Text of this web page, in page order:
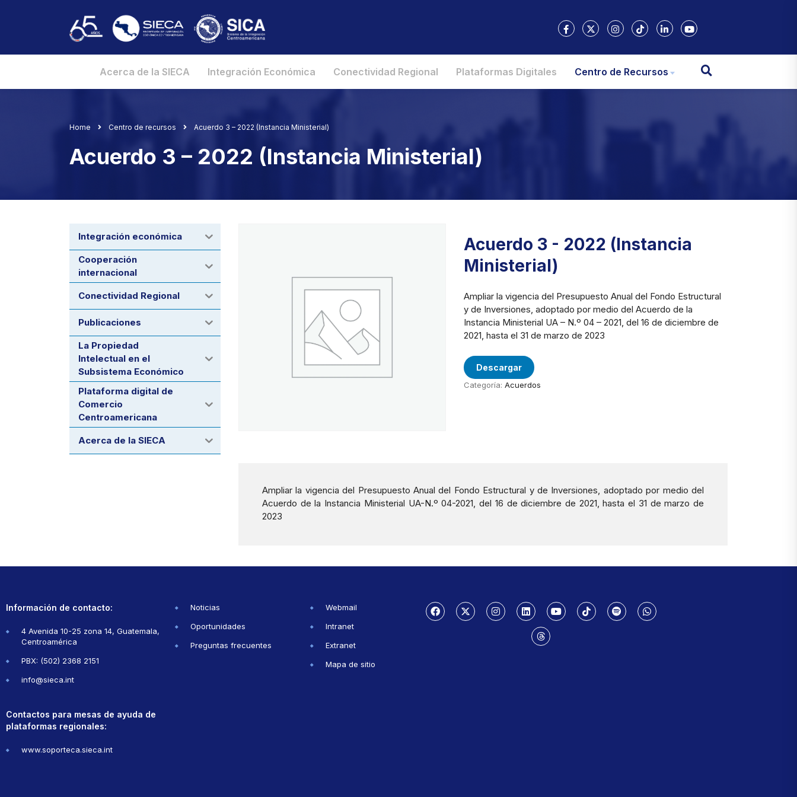
Acerca de la SIECA Integración Económica Conectividad Regional Plataformas Digitales Centro de Recursos
Home Centro de recursos Acuerdo 3 – 2022 (Instancia Ministerial)
Acuerdo 3 – 2022 (Instancia Ministerial)
Acuerdo 3 - 2022 (Instancia
Ministerial)
Ampliar la vigencia del Presupuesto Anual del Fondo Estructural
y de Inversiones, adoptado por medio del Acuerdo de la
Instancia Ministerial UA – N.º 04 – 2021, del 16 de diciembre de
2021, hasta el 31 de marzo de 2023
Descargar
Categoría: Acuerdos
Ampliar la vigencia del Presupuesto Anual del Fondo Estructural y de Inversiones, adoptado por medio del
Acuerdo de la Instancia Ministerial UA-N.º 04-2021, del 16 de diciembre de 2021, hasta el 31 de marzo de
2023
Integración económica
Cooperación
internacional
Conectividad Regional
Publicaciones
La Propiedad
Intelectual en el
Subsistema Económico
Plataforma digital de
Comercio
Centroamericana
Acerca de la SIECA
Información de contacto:
4 Avenida 10-25 zona 14, Guatemala,
Centroamérica
PBX: (502) 2368 2151
info@sieca.int
Contactos para mesas de ayuda de
plataformas regionales:
www.soporteca.sieca.int
Noticias
Oportunidades
Preguntas frecuentes
Webmail
Intranet
Extranet
Mapa de sitio